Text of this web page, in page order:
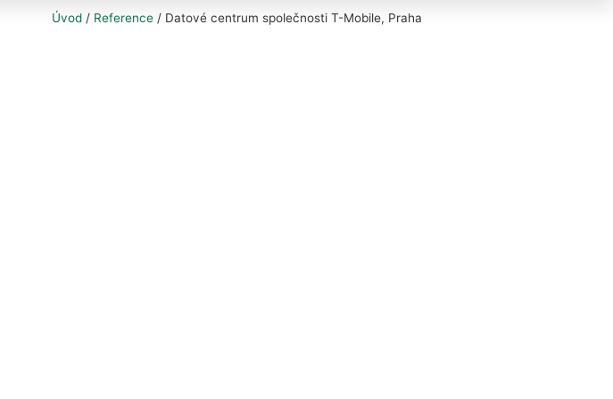
Úvod / Reference / Datové centrum společnosti T-Mobile, Praha